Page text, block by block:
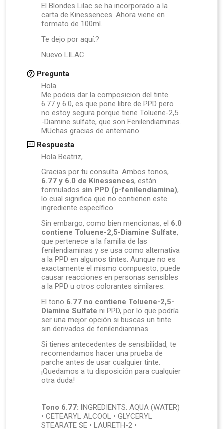
El Blondes Lilac se ha incorporado a la
carta de Kinessences. Ahora viene en
formato de 100ml.
Te dejo por aquí:?
Nuevo LILAC
Pregunta
Hola
Me podeis dar la composicion del tinte
6.77 y 6.0, es que pone libre de PPD pero
no estoy segura porque tiene Toluene-2,5
-Diamine sulfate, que son Fenilendiaminas.
MUchas gracias de antemano
Respuesta
Hola Beatriz,
Gracias por tu consulta. Ambos tonos,
6.77 y 6.0 de Kinessences, están
formulados sin PPD (p-fenilendiamina),
lo cual significa que no contienen este
ingrediente específico.
Sin embargo, como bien mencionas, el 6.0
contiene Toluene-2,5-Diamine Sulfate,
que pertenece a la familia de las
fenilendiaminas y se usa como alternativa
a la PPD en algunos tintes. Aunque no es
exactamente el mismo compuesto, puede
causar reacciones en personas sensibles
a la PPD u otros colorantes similares.
El tono 6.77 no contiene Toluene-2,5-
Diamine Sulfate ni PPD, por lo que podría
ser una mejor opción si buscas un tinte
sin derivados de fenilendiaminas.
Si tienes antecedentes de sensibilidad, te
recomendamos hacer una prueba de
parche antes de usar cualquier tinte.
¡Quedamos a tu disposición para cualquier
otra duda!
Tono 6.77: INGREDIENTS: AQUA (WATER)
• CETEARYL ALCOOL • GLYCERYL
STEARATE SE • LAURETH-2 •